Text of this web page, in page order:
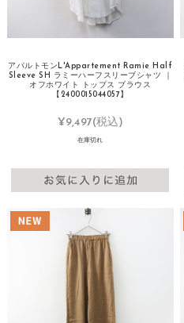
アパルトモンL'Appartement Ramie Half
Sleeve SH ラミーハーフスリーブシャツ ｜
オフホワイト トップス ブラウス
【2400015044057】
¥9,497(税込)
在庫切れ